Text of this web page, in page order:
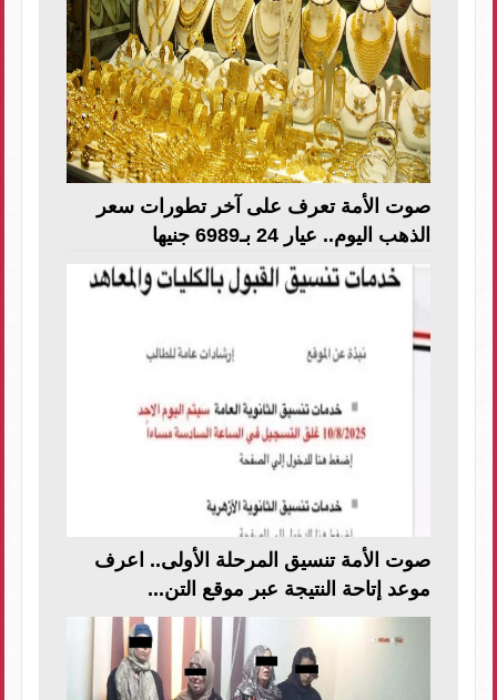
صوت الأمة تعرف على آخر تطورات سعر
الذهب اليوم.. عيار 24 بـ6989 جنيها
صوت الأمة تنسيق المرحلة الأولى.. اعرف
موعد إتاحة النتيجة عبر موقع التن...